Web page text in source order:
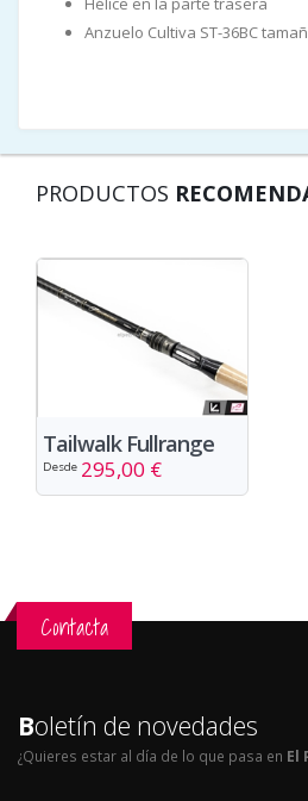
Anzuelo Cultiva ST-36BC
PRODUCTOS
Tailwalk Fullrange
Desde 295,00 €
Contacta
Boletín de novedades
¿Quieres estar al día de lo que pasa en El